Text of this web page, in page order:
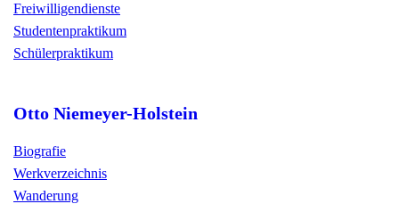
Freiwilligendienste
Studentenpraktikum
Schülerpraktikum
Otto Niemeyer-Holstein
Biografie
Werkverzeichnis
Wanderung